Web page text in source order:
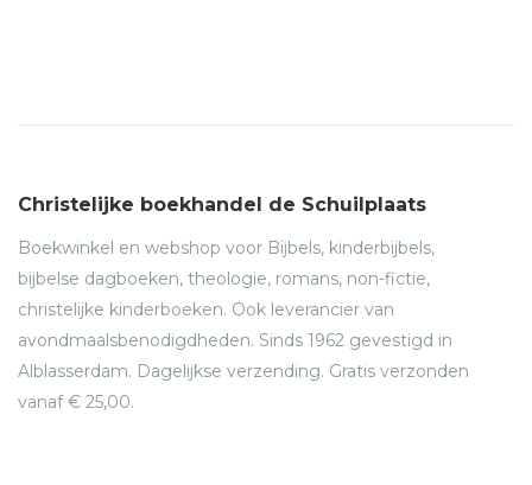
Christelijke boekhandel de Schuilplaats
Boekwinkel en webshop voor Bijbels, kinderbijbels,
bijbelse dagboeken, theologie, romans, non-fictie,
christelijke kinderboeken. Ook leverancier van
avondmaalsbenodigdheden. Sinds 1962 gevestigd in
Alblasserdam. Dagelijkse verzending. Gratis verzonden
vanaf € 25,00.